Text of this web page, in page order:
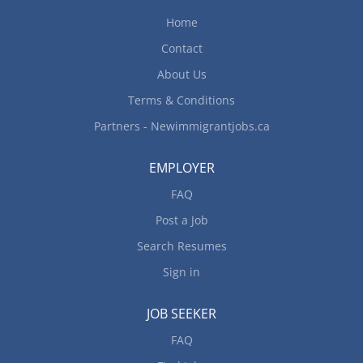
Home
Contact
About Us
Terms & Conditions
Partners - Newimmigrantjobs.ca
EMPLOYER
FAQ
Post a Job
Search Resumes
Sign in
JOB SEEKER
FAQ